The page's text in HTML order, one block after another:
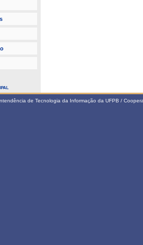
de Tecnologia da Informação da UFPB /